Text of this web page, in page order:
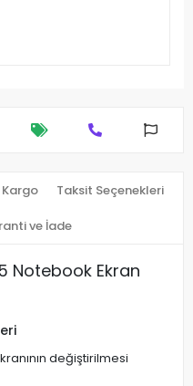
Taksit Seçenekleri
ve İade
Notebook Ekran
değiştirilmesi